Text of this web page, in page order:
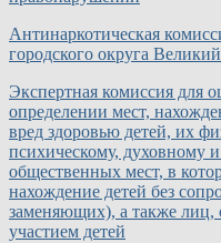
Антинаркотическая
городского округа
Экспертная комиссия для
определении мест,
вред здоровью детей, их
психическому, духовному
общественных мест, в
нахождение детей без
заменяющих), а также
участием детей